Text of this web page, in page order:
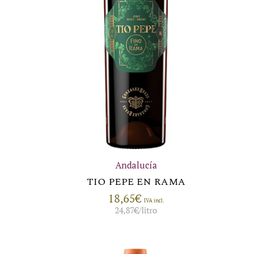
Andalucía
TIO PEPE EN RAMA
18,65€ IVA incl.
24,87€/litro